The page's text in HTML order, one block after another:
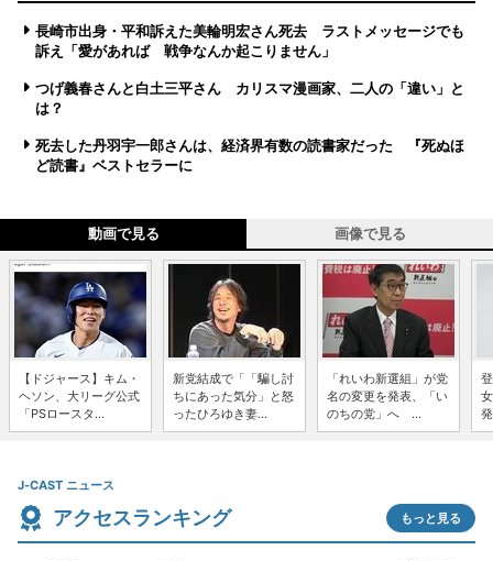
長崎市出身・平和訴えた美輪明宏さん死去 ラストメッセージでも
訴え「愛があれば 戦争なんか起こりません」
つげ義春さんと白土三平さん カリスマ漫画家、二人の「違い」と
は？
死去した丹羽宇一郎さんは、経済界有数の読書家だった 『死ぬほ
ど読書』ベストセラーに
動画で見る 画像で見る
【ドジャース】キム・
ヘソン、大リーグ公式
「PSロースタ...
新党結成で「「騙し討
ちにあった気分」と怒
ったひろゆき妻...
「れいわ新選組」が党
名の変更を発表、「い
のちの党」へ ...
J-CAST ニュース
アクセスランキング もっと見る